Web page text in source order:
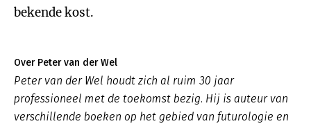
bekende kost.
Over Peter van der Wel
Peter van der Wel houdt zich al ruim 30 jaar
professioneel met de toekomst bezig. Hij is auteur van
verschillende boeken op het gebied van futurologie en